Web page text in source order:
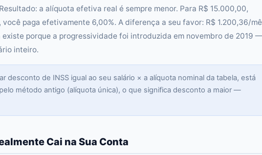
a alíquota efetiva real é sempre menor. Para R$ 15.000,00,
você paga efetivamente 6,00%. A diferença a seu favor: R$ 1.200,36/
existe porque a progressividade foi introduzida em novembro de 2019
inteiro.
desconto de INSS igual ao seu salário × a alíquota nominal da tabela, está
método antigo (alíquota única), o que significa desconto a maior —
Cai na Sua Conta